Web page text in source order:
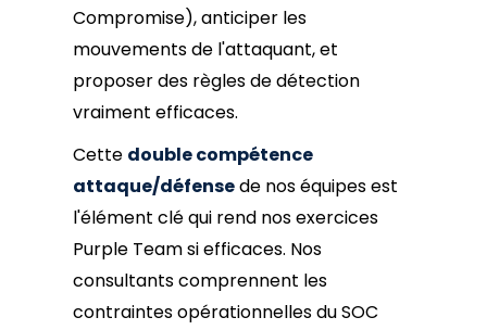
Compromise), anticiper les
mouvements de l'attaquant, et
proposer des règles de détection
vraiment efficaces.
Cette double compétence
attaque/défensede nos équipes est
l'élément clé qui rend nos exercices
Purple Team si efficaces. Nos
consultants comprennent les
contraintes opérationnelles du SOC